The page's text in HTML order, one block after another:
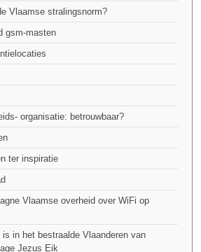
Vlaamse stralingsnorm?
gsm-masten
organisatie: betrouwbaar?
ter inspiratie
Vlaamse overheid over WiFi op
in het bestraalde Vlaanderen van
Jezus Eik